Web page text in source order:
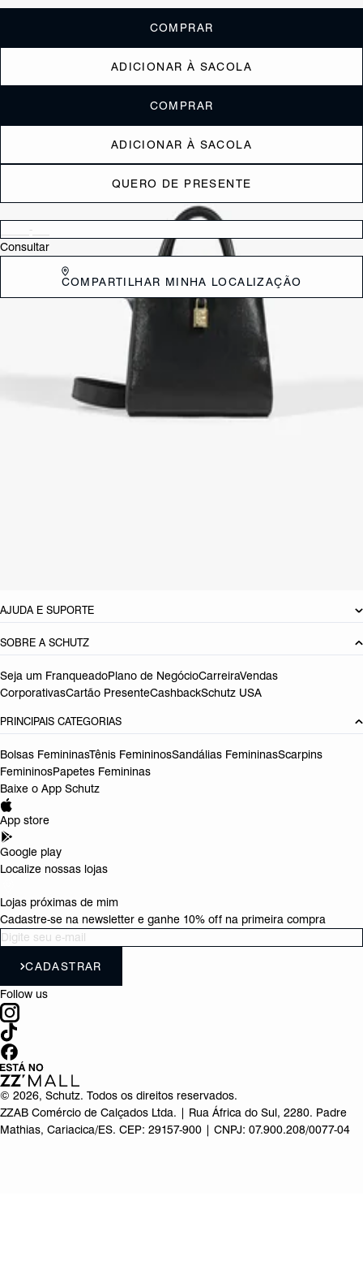
COMPRAR
ADICIONAR À SACOLA
COMPRAR
ADICIONAR À SACOLA
QUERO DE PRESENTE
Verificar disponibilidade nas lojas próximas a você
Consultar
COMPARTILHAR MINHA LOCALIZAÇÃO
Essa tote bag média em couro texturizado é a combinação perfeita de
estilo e praticidade. Com amplo espaço interno e divisórias
organizadas, além de um bolso com zíper, você tem tudo o que
precisa ao alcance das mãos. O fechamento com botão de pressão é
superprático, e as duas opções de alças oferecem versatilidade para
AJUDA E SUPORTE
SOBRE A SCHUTZ
Seja um FranqueadoPlano de NegócioCarreiraVendas
CorporativasCartão PresenteCashbackSchutz USA
PRINCIPAIS CATEGORIAS
Bolsas FemininasTênis FemininosSandálias FemininasScarpins
FemininosPapetes Femininas
Baixe o App Schutz
App store
Google play
Localize nossas lojas
Lojas próximas de mim
Cadastre-se na newsletter e ganhe 10% off na primeira compra
CADASTRAR
Follow us
© 2026, Schutz. Todos os direitos reservados.
ZZAB Comércio de Calçados Ltda. | Rua África do Sul, 2280. Padre
Mathias, Cariacica/ES. CEP: 29157-900 | CNPJ: 07.900.208/0077-04